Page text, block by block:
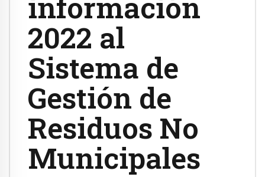
2022 al
Sistema de
Gestión de
Residuos No
Municipales